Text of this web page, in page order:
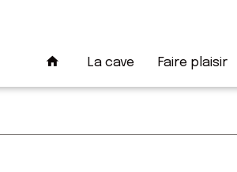
La cave Faire plaisir